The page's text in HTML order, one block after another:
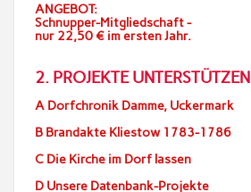
ANGEBOT:
Schnupper-Mitgliedschaft -
nur 22,50 € im ersten Jahr.
2. PROJEKTE UNTERSTÜTZEN
A Dorfchronik Damme, Uckermark
B Brandakte Kliestow 1783-1786
C Die Kirche im Dorf lassen
D Unsere Datenbank-Projekte